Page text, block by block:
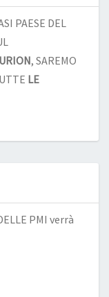
PAESE DEL
, SAREMO
LE
PMI verrà